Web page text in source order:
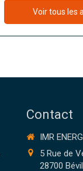
Voir tous les
Contact
IMR
5 Rue de
28700